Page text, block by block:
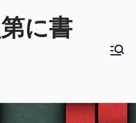
に書